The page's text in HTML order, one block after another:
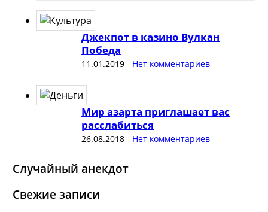
Джекпот в казино Вулкан
Победа
11.01.2019- Нет комментариев
Мир азарта приглашает вас
расслабиться
26.08.2018- Нет комментариев
Случайный анекдот
Свежие записи